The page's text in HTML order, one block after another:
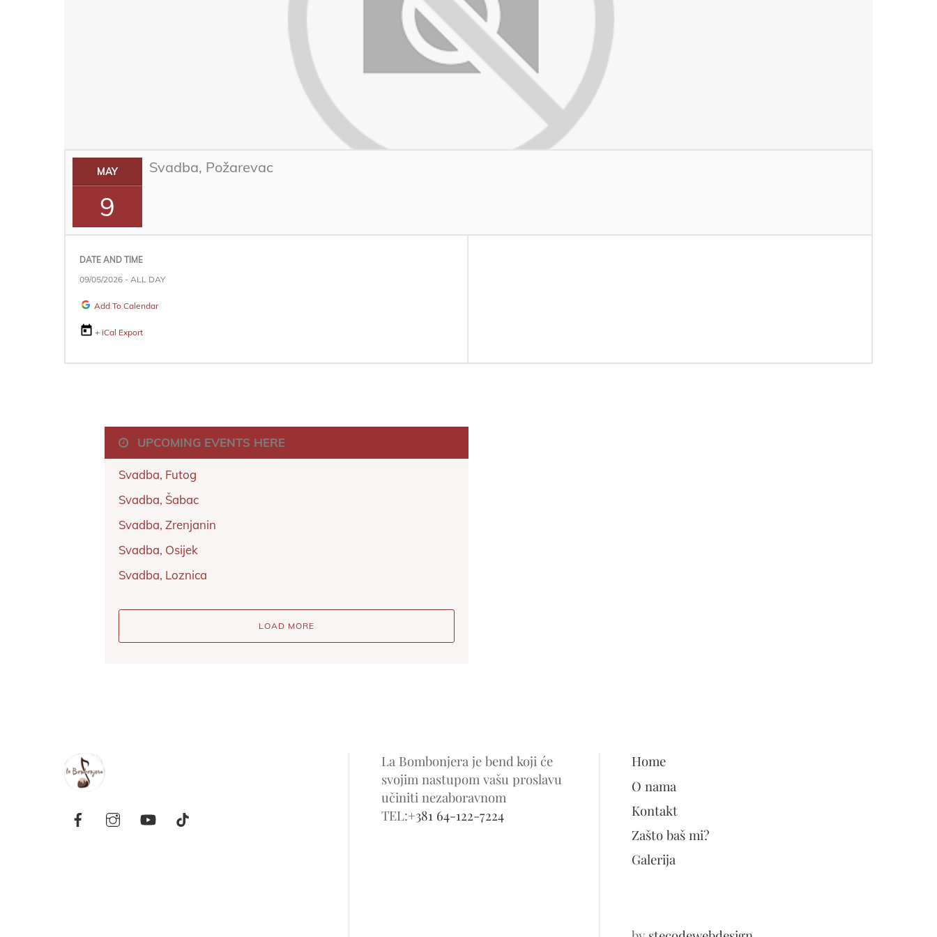
MAY
9
Svadba, Požarevac
DATE AND TIME
09/05/2026 - ALL DAY
Add To Calendar
+ iCal Export
UPCOMING EVENTS HERE
Svadba, Futog
Svadba, Šabac
Svadba, Zrenjanin
Svadba, Osijek
Svadba, Loznica
LOAD MORE
La Bombonjera je bend koji će
svojim nastupom vašu proslavu
učiniti nezaboravnom
TEL:+381 64-122-7224
Home
O nama
Kontakt
Zašto baš mi?
Galerija